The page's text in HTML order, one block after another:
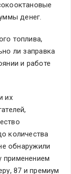
денег.
топлива,
ли заправка
и работе
их
количества
обнаружили
применением
87 и премиум